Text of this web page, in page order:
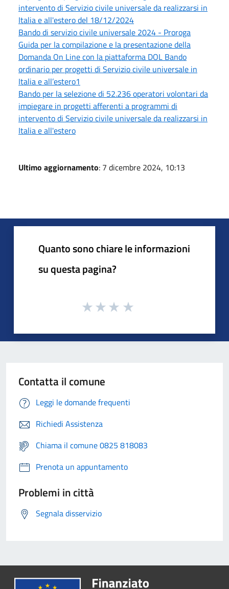
intervento di Servizio civile universale da realizzarsi in
Italia e all'estero del 18/12/2024
Bando di servizio civile universale 2024 - Proroga
Guida per la compilazione e la presentazione della
Domanda On Line con la piattaforma DOL Bando
ordinario per progetti di Servizio civile universale in
Italia e all’estero1
Bando per la selezione di 52.236 operatori volontari da
impiegare in progetti afferenti a programmi di
intervento di Servizio civile universale da realizzarsi in
Italia e all'estero
Ultimo aggiornamento: 7 dicembre 2024, 10:13
Quanto sono chiare le informazioni
su questa pagina?
Contatta il comune
Leggi le domande frequenti
Richiedi Assistenza
Chiama il comune 0825 818083
Prenota un appuntamento
Problemi in città
Segnala disservizio